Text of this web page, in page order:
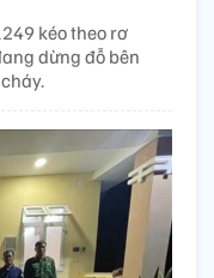
kéo theo rơ
dừng đỗ bên